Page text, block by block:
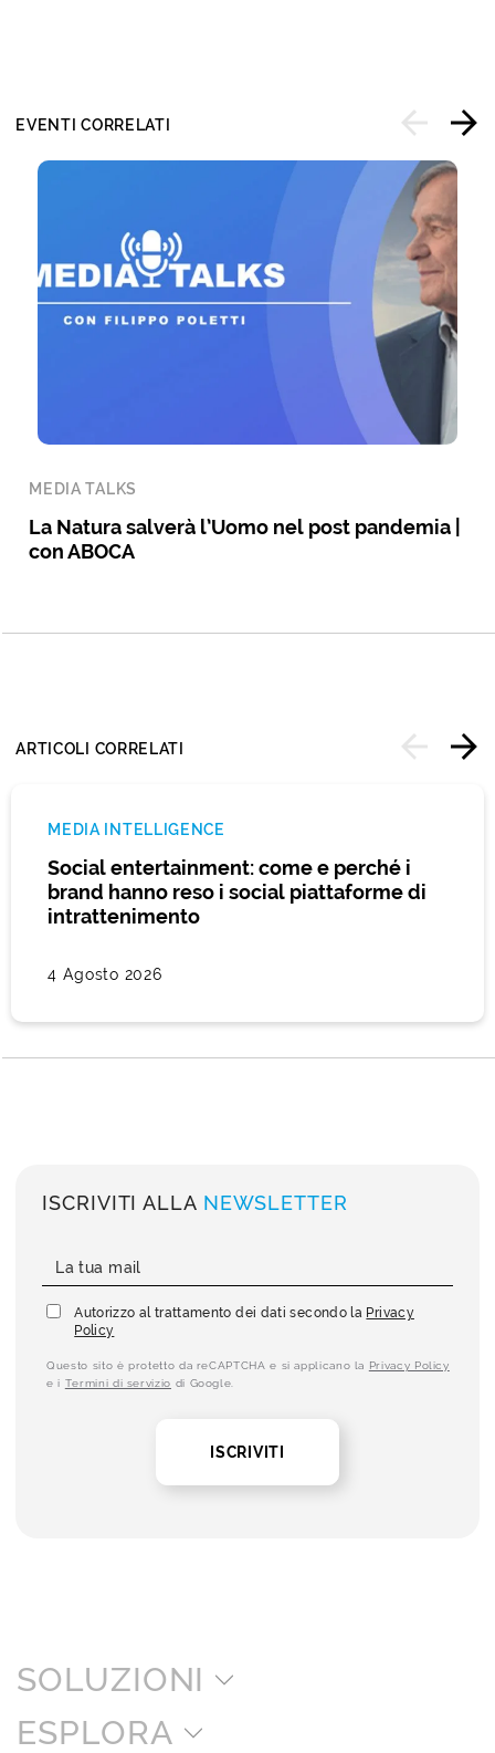
EVENTI CORRELATI
MEDIA TALKS
La Natura salverà l’Uomo nel post pandemia |
con ABOCA
ARTICOLI CORRELATI
MEDIA INTELLIGENCE
Social entertainment: come e perché i
brand hanno reso i social piattaforme di
intrattenimento
4 Agosto 2026
ISCRIVITI ALLA NEWSLETTER
Autorizzo al trattamento dei dati secondo la Privacy
Policy
Questo sito è protetto da reCAPTCHA e si applicano la Privacy Policy
e i Termini di servizio di Google.
ISCRIVITI
SOLUZIONI
ESPLORA